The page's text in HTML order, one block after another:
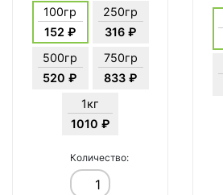
100гр
152 ₽
250гр
316 ₽
500гр
520 ₽
750гр
833 ₽
1кг
1010 ₽
Количество: